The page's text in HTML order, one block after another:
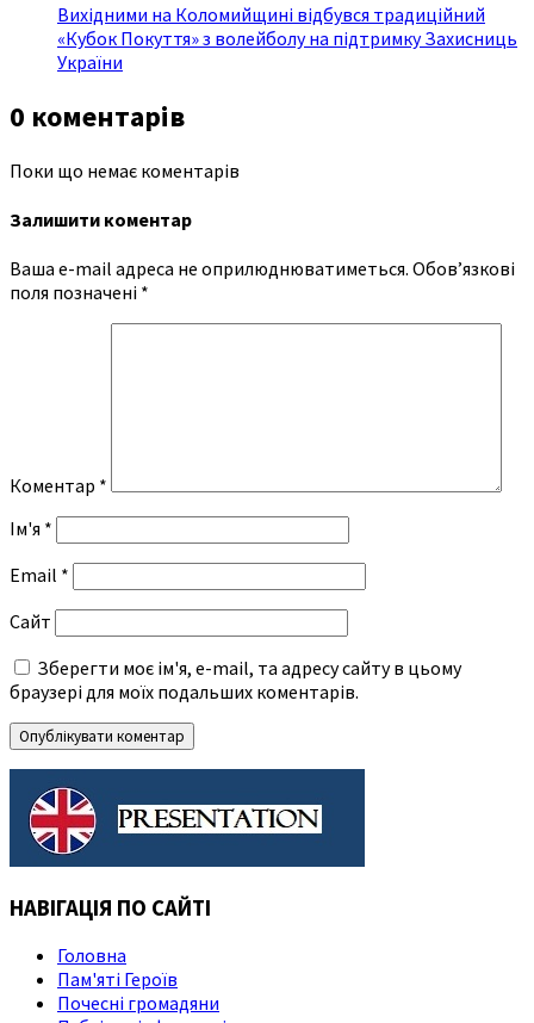
Вихідними на Коломийщині відбувся традиційний
«Кубок Покуття» з волейболу на підтримку Захисниць
України
0 коментарів
Поки що немає коментарів
Залишити коментар
Ваша e-mail адреса не оприлюднюватиметься. Обов’язкові
поля позначені *
Коментар *
Ім'я *
Email *
Сайт
Зберегти моє ім'я, e-mail, та адресу сайту в цьому
браузері для моїх подальших коментарів.
НАВІГАЦІЯ ПО САЙТІ
Головна
Пам'яті Героїв
Почесні громадяни